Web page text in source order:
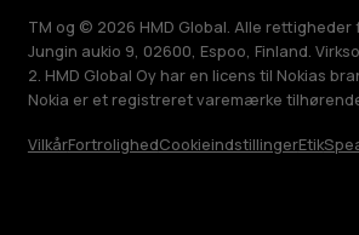
TM og © 2026 HMD Global. Alle rettigheder
Jungin aukio 9, 02600, Espoo, Finland.
2. HMD Global Oy har en licens til Nokias
Nokia er et registreret varemærke
VilkårFortrolighedCookieindstillingerEtik